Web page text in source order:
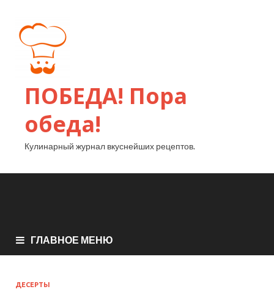
ПОБЕДА! Пора
обеда!
Кулинарный журнал вкуснейших рецептов.
ГЛАВНОЕ МЕНЮ
ДЕСЕРТЫ